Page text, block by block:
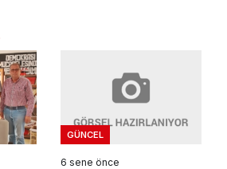
GÜNCEL
6 sene önce